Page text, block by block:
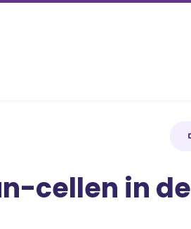
behandelingen voor IBD?
cellen in de